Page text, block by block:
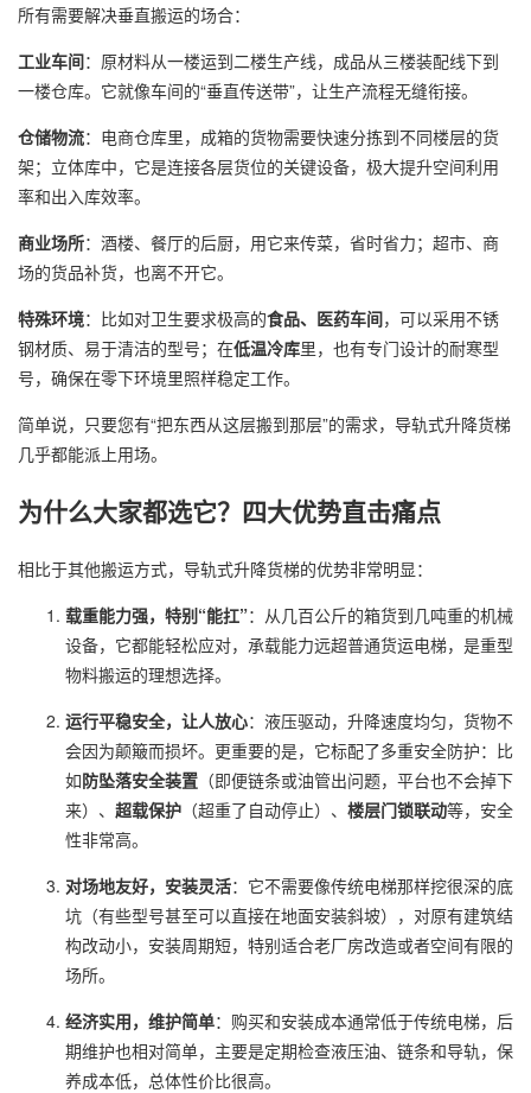
所有需要解决垂直搬运的场合：
工业车间：原材料从一楼运到二楼生产线，成品从三楼装配线下到
一楼仓库。它就像车间的“垂直传送带”，让生产流程无缝衔接。
仓储物流：电商仓库里，成箱的货物需要快速分拣到不同楼层的货
架；立体库中，它是连接各层货位的关键设备，极大提升空间利用
率和出入库效率。
商业场所：酒楼、餐厅的后厨，用它来传菜，省时省力；超市、商
场的货品补货，也离不开它。
特殊环境：比如对卫生要求极高的食品、医药车间，可以采用不锈
钢材质、易于清洁的型号；在低温冷库里，也有专门设计的耐寒型
号，确保在零下环境里照样稳定工作。
简单说，只要您有“把东西从这层搬到那层”的需求，导轨式升降货梯
几乎都能派上用场。
为什么大家都选它？四大优势直击痛点
相比于其他搬运方式，导轨式升降货梯的优势非常明显：
载重能力强，特别“能扛”：从几百公斤的箱货到几吨重的机械
设备，它都能轻松应对，承载能力远超普通货运电梯，是重型
物料搬运的理想选择。
运行平稳安全，让人放心：液压驱动，升降速度均匀，货物不
会因为颠簸而损坏。更重要的是，它标配了多重安全防护：比
如防坠落安全装置 （即便链条或油管出问题，平台也不会掉下
来）、 超载保护 （超重了自动停止）、 楼层门锁联动等，安全
性非常高。
对场地友好，安装灵活：它不需要像传统电梯那样挖很深的底
坑（有些型号甚至可以直接在地面安装斜坡），对原有建筑结
构改动小，安装周期短，特别适合老厂房改造或者空间有限的
场所。
经济实用，维护简单：购买和安装成本通常低于传统电梯，后
期维护也相对简单，主要是定期检查液压油、链条和导轨，保
养成本低，总体性价比很高。